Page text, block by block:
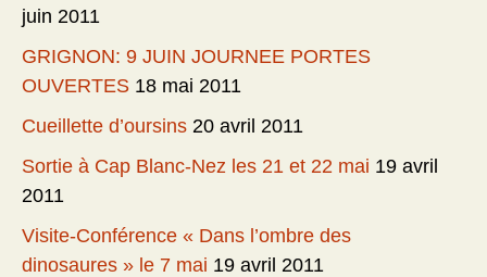
juin 2011
GRIGNON: 9 JUIN JOURNEE PORTES
OUVERTES 18 mai 2011
Cueillette d’oursins 20 avril 2011
Sortie à Cap Blanc-Nez les 21 et 22 mai 19 avril
2011
Visite-Conférence « Dans l’ombre des
dinosaures » le 7 mai 19 avril 2011